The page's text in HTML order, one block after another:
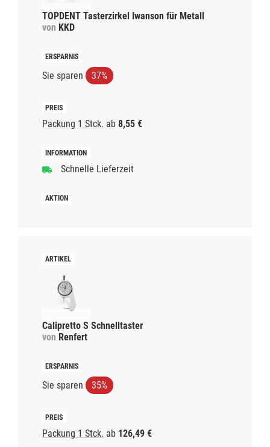
TOPDENT Tasterzirkel Iwanson für Metall
von KKD
Sie sparen 37%
Packung 1 Stck. ab 8,55 €
Schnelle Lieferzeit
Calipretto S Schnelltaster
von Renfert
Sie sparen 35%
Packung 1 Stck. ab 126,49 €